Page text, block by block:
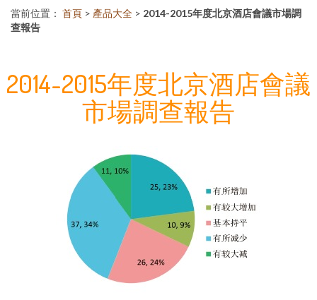
當前位置： 首頁 > 產品大全 > 2014-2015年度北京酒店會議市場調
查報告
2014-2015年度北京酒店會議
市場調查報告